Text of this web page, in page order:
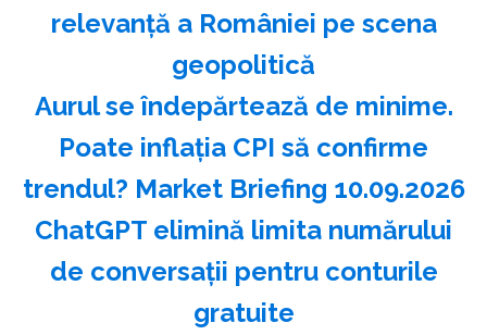
relevanţă a României pe scena
geopolitică
Aurul se îndepărtează de minime.
Poate inflația CPI să confirme
trendul? Market Briefing 10.09.2026
ChatGPT elimină limita numărului
de conversaţii pentru conturile
gratuite